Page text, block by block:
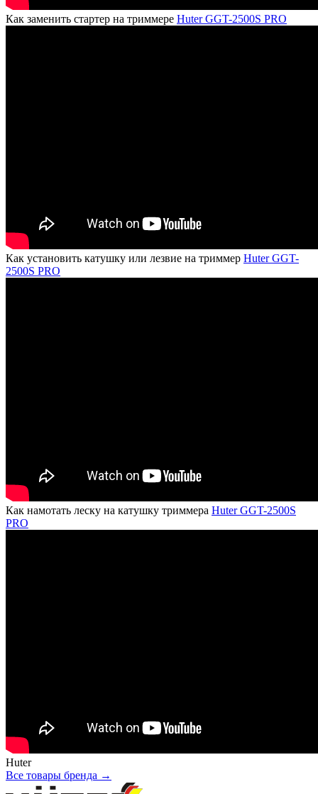
Как заменить стартер на триммере Huter GGT-2500S PRO
Как установить катушку или лезвие на триммер Huter GGT-
2500S PRO
Как намотать леску на катушку триммера Huter GGT-2500S
PRO
Huter
Все товары бренда →